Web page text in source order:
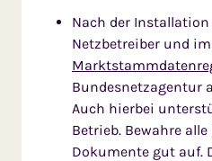
Nach der
Netzbetreiber und im
Bundesnetzagentur
Auch hierbei
Betrieb. Bewahre
Dokumente gut auf.